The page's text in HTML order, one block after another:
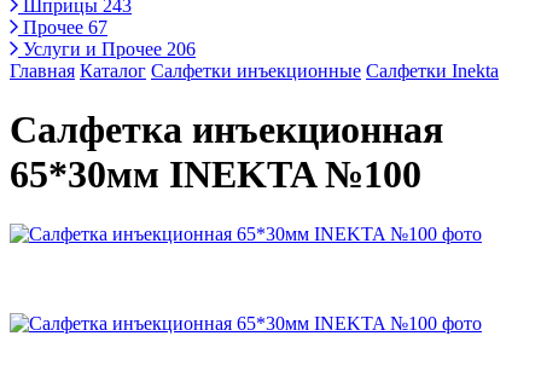
Шприцы 243
Прочее 67
Услуги и Прочее 206
Главная Каталог Салфетки инъекционные Салфетки Inekta
Салфетка инъекционная
65*30мм INEKTA №100